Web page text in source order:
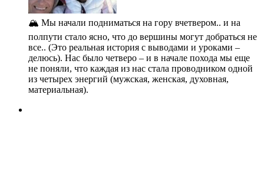
🏔️ Мы начали подниматься на гору вчетвером.. и на
полпути стало ясно, что до вершины могут добраться не
все.. (Это реальная история с выводами и уроками –
делюсь). Нас было четверо – и в начале похода мы еще
не поняли, что каждая из нас стала проводником одной
из четырех энергий (мужская, женская, духовная,
материальная).